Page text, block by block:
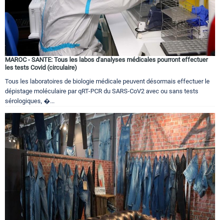
MAROC - SANTE: Tous les labos d'analyses médicales pourront effectuer
les tests Covid (circulaire)
Tous les laboratoires de biologie médicale peuvent désormais effectuer le
dépistage moléculaire par qRT-PCR du SARS-CoV2 avec ou sans tests
sérologiques, �...